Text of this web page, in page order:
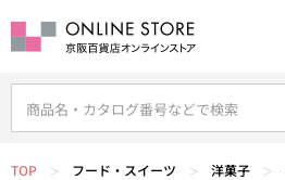
TOP ＞ フード・スイーツ ＞ 洋菓子 ＞